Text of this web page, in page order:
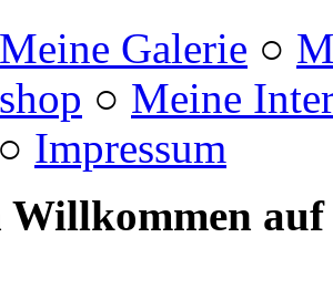
Meine Galerie ○
○ Meine
○ Impressum
auf